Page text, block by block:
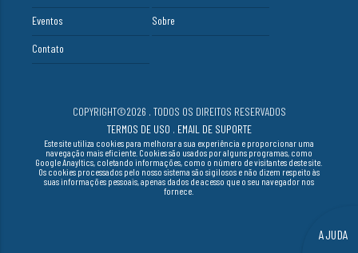
Eventos Sobre
Contato
COPYRIGHT©2026 . TODOS OS DIREITOS RESERVADOS
TERMOS DE USO . EMAIL DE SUPORTE
Este site utiliza cookies para melhorar a sua experiência e proporcionar uma
navegação mais eficiente. Cookies são usados por alguns programas, como
Google Anayltics, coletando informações, como o número de visitantes deste site.
Os cookies processados pelo nosso sistema são sigilosos e não dizem respeito às
suas informações pessoais, apenas dados de acesso que o seu navegador nos
fornece.
AJUDA